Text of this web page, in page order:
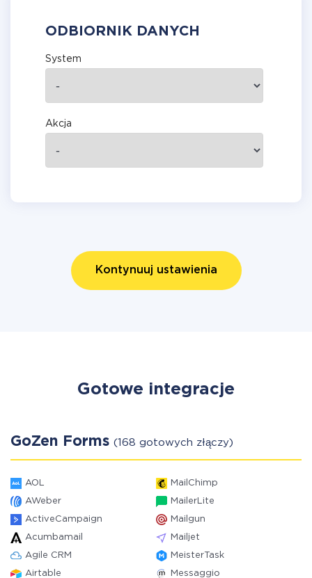
ODBIORNIK DANYCH
System
Akcja
Kontynuuj ustawienia
Gotowe integracje
GoZen Forms (168 gotowych złączy)
AOL MailChimp
AWeber MailerLite
ActiveCampaign Mailgun
Acumbamail Mailjet
Agile CRM MeisterTask
Airtable Messaggio